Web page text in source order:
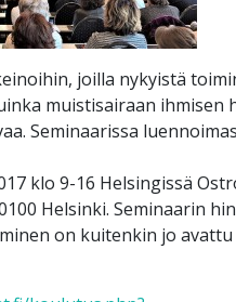
joilla nykyistä
muistisairaan ihmisen
Seminaarissa
klo 9-16 Helsingissä
Helsinki. Seminaarin
on kuitenkin jo avattu